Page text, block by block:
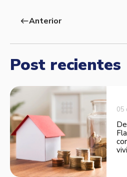
westAnterior
Post recientes
05